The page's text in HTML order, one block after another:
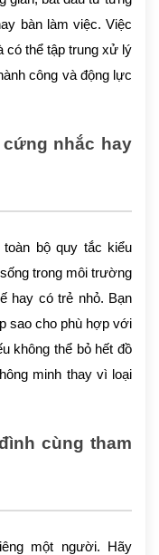
bàn làm việc. Việc
có thể tập trung xử lý
công và động lực
nhắc hay
toàn bộ quy tắc kiểu
trong môi trường
hay có trẻ nhỏ. Bạn
sao cho phù hợp với
không thể bỏ hết đồ
minh thay vì loại
cùng tham
một người. Hãy